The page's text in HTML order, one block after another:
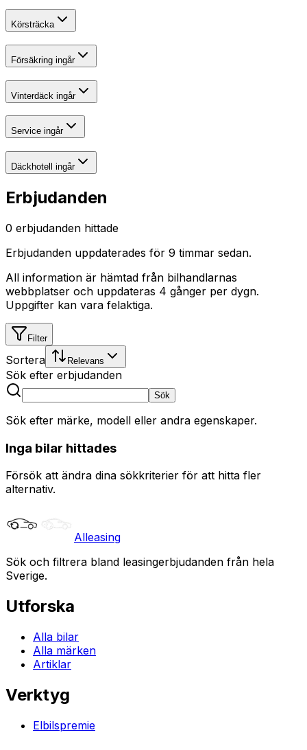
Körsträcka
Försäkring ingår
Vinterdäck ingår
Service ingår
Däckhotell ingår
Erbjudanden
0 erbjudanden hittade
Erbjudanden uppdaterades för 9 timmar sedan.
All information är hämtad från bilhandlarnas
webbplatser och uppdateras 4 gånger per dygn.
Uppgifter kan vara felaktiga.
Filter
Sortera Relevans
Sök efter erbjudanden
Sök
Sök efter märke, modell eller andra egenskaper.
Inga bilar hittades
Försök att ändra dina sökkriterier för att hitta fler
alternativ.
Alleasing
Sök och filtrera bland leasingerbjudanden från hela
Sverige.
Utforska
Alla bilar
Alla märken
Artiklar
Verktyg
Elbilspremie